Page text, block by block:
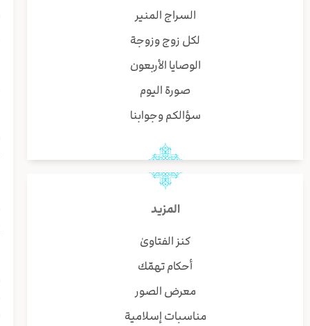
السراج المنير
لكل زوج وزوجة
الوصايا الأربعون
صورة اليوم
سؤالكم وجوابنا
المزيد
كنز الفتاوىٰ
أحكام تهمّك
معرض الصور
مناسبات إسلامية